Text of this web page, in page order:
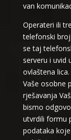
van
Operateri ili
telefonski
se taj
serveru i uvid
ovlaštena lica.
Vaše osobne
rješavanja
bismo
utvrdili formu
podataka